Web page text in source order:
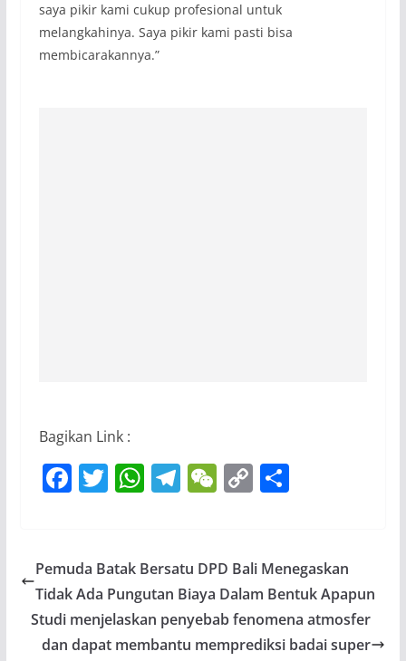
saya pikir kami cukup profesional untuk
melangkahinya. Saya pikir kami pasti bisa
membicarakannya.”
Bagikan Link :
F
e
b
o
o
T
er
W
s
A
p
p
T
gr
a
m
W
h
at
C
y
Li
n
k
S
e
Pemuda Batak Bersatu DPD Bali Menegaskan
Tidak Ada Pungutan Biaya Dalam Bentuk Apapun
Studi menjelaskan penyebab fenomena atmosfer
dan dapat membantu memprediksi badai super